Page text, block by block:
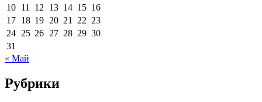
10 11 12 13 14 15 16
17 18 19 20 21 22 23
24 25 26 27 28 29 30
31
« Май
Рубрики